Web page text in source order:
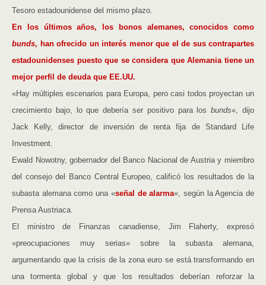
Tesoro estadounidense del mismo plazo.
En los últimos años, los bonos alemanes, conocidos como
bunds, han ofrecido un interés menor que el de sus contrapartes
estadounidenses puesto que se considera que Alemania tiene un
mejor perfil de deuda que EE.UU.
«Hay múltiples escenarios para Europa, pero casi todos proyectan un
crecimiento bajo, lo que debería ser positivo para losbunds«, dijo
Jack Kelly, director de inversión de renta fija de Standard Life
Investment.
Ewald Nowotny, gobernador del Banco Nacional de Austria y miembro
del consejo del Banco Central Europeo, calificó los resultados de la
subasta alemana como una «señal de alarma«, según la Agencia de
Prensa Austriaca.
El ministro de Finanzas canadiense, Jim Flaherty, expresó
«preocupaciones muy serias» sobre la subasta alemana,
argumentando que la crisis de la zona euro se está transformando en
una tormenta global y que los resultados deberían reforzar la